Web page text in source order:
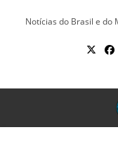
Notícias do Brasil e do